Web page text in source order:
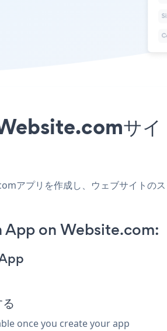
サイ
アプリを作成し、ウェブサイトの
App on Website.com:
once you create your app